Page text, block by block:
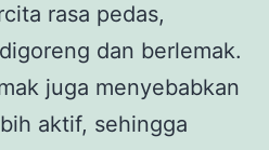
rasa pedas,
dan berlemak.
juga menyebabkan
aktif, sehingga